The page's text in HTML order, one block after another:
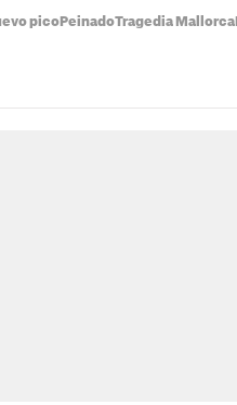
pico PeinadoTragedia Mallorca